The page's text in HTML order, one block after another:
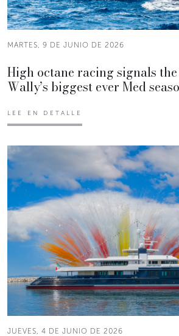
MARTES, 9 DE JUNIO DE 2026
High octane racing signals
Wally’s biggest ever Med
LEE EN DETALLE
JUEVES, 4 DE JUNIO DE 2026